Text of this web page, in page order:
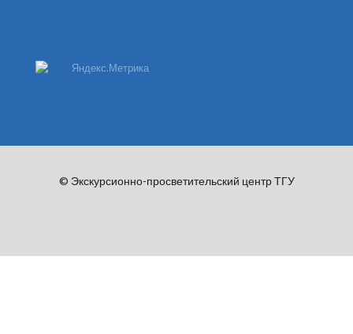
© Экскурсионно-просветительский центр ТГУ